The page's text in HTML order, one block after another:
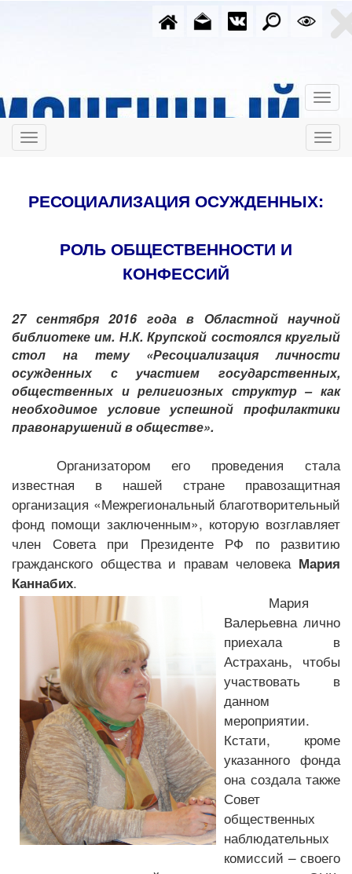
РЕСОЦИАЛИЗАЦИЯ ОСУЖДЕННЫХ:
РОЛЬ ОБЩЕСТВЕННОСТИ И
КОНФЕССИЙ
27 сентября 2016 года в Областной научной
библиотеке им. Н.К. Крупской состоялся круглый
стол на тему «Ресоциализация личности
осужденных с участием государственных,
общественных и религиозных структур – как
необходимое условие успешной профилактики
правонарушений в обществе».
Организатором его проведения стала
известная в нашей стране правозащитная
организация «Межрегиональный благотворительный
фонд помощи заключенным», которую возглавляет
член Совета при Президенте РФ по развитию
гражданского общества и правам человека Мария
Каннабих.
Мария
Валерьевна лично
приехала в
Астрахань, чтобы
участвовать в
данном
мероприятии.
Кстати, кроме
указанного фонда
она создала также
Совет
общественных
наблюдательных
комиссий – своего